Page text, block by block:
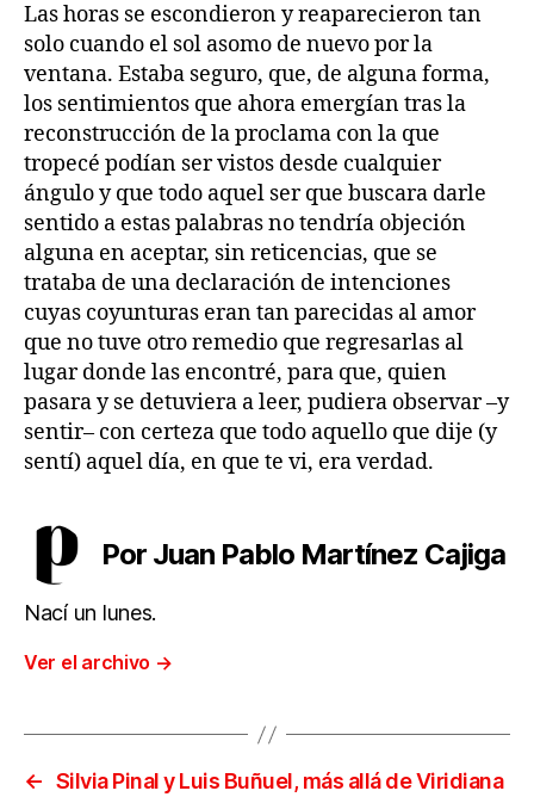
Las horas se escondieron y reaparecieron tan
solo cuando el sol asomo de nuevo por la
ventana. Estaba seguro, que, de alguna forma,
los sentimientos que ahora emergían tras la
reconstrucción de la proclama con la que
tropecé podían ser vistos desde cualquier
ángulo y que todo aquel ser que buscara darle
sentido a estas palabras no tendría objeción
alguna en aceptar, sin reticencias, que se
trataba de una declaración de intenciones
cuyas coyunturas eran tan parecidas al amor
que no tuve otro remedio que regresarlas al
lugar donde las encontré, para que, quien
pasara y se detuviera a leer, pudiera observar –y
sentir– con certeza que todo aquello que dije (y
sentí) aquel día, en que te vi, era verdad.
Por Juan Pablo Martínez Cajiga
Nací un lunes.
Ver el archivo →
← Silvia Pinal y Luis Buñuel, más allá de Viridiana